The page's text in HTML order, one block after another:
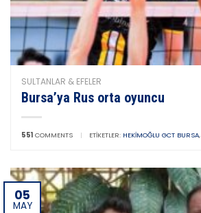
SULTANLAR & EFELER
Bursa’ya Rus orta oyuncu
551 COMMENTS | ETIKETLER: HEKIMOĞLU GCT BURSA,
05
MAY